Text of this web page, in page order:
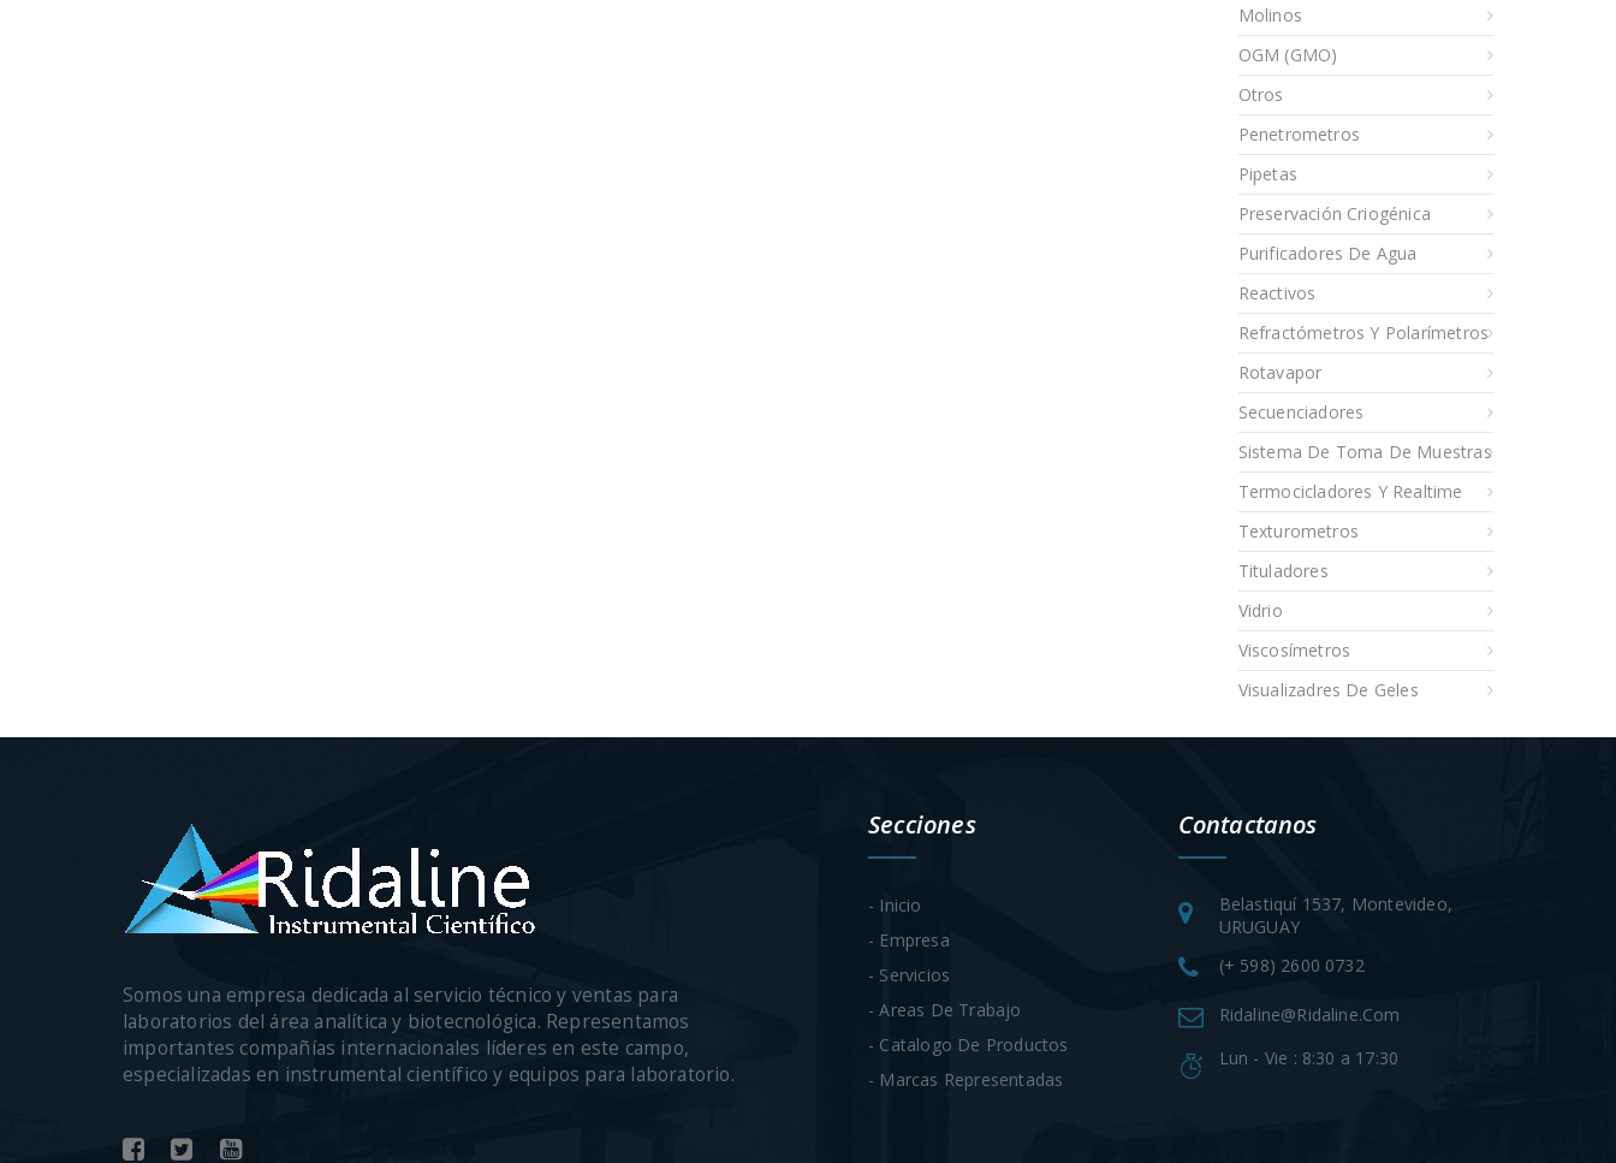
Molinos
OGM (GMO)
Otros
Penetrometros
Pipetas
Preservación Criogénica
Purificadores De Agua
Reactivos
Refractómetros Y Polarímetros
Rotavapor
Secuenciadores
Sistema De Toma De Muestras
Termocicladores Y Realtime
Texturometros
Tituladores
Vidrio
Viscosímetros
Visualizadres De Geles
Somos una empresa dedicada al servicio técnico y ventas para
laboratorios del área analítica y biotecnológica. Representamos
importantes compañías internacionales líderes en este campo,
especializadas en instrumental científico y equipos para laboratorio.
Secciones
- Inicio
- Empresa
- Servicios
- Areas De Trabajo
- Catalogo De Productos
- Marcas Representadas
Contactanos
Belastiquí 1537, Montevideo,
URUGUAY
(+ 598) 2600 0732
Ridaline@ridaline.com
Lun - Vie : 8:30 a 17:30